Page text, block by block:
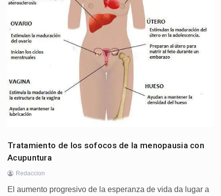
Tratamiento de los sofocos de la menopausia con
Acupuntura
Redaccion
El aumento progresivo de la esperanza de vida da lugar a